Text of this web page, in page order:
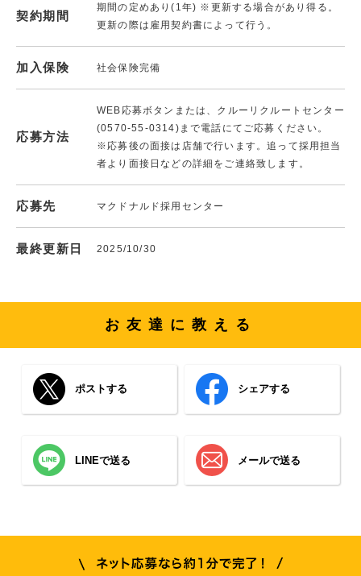
契約期間
期間の定めあり(1年) ※更新する場合があり得る。
更新の際は雇用契約書によって行う。
加入保険 社会保険完備
応募方法
WEB応募ボタンまたは、クルーリクルートセンター
(0570-55-0314)まで電話にてご応募ください。
※応募後の面接は店舗で行います。追って採用担当
者より面接日などの詳細をご連絡致します。
応募先 マクドナルド採用センター
最終更新日 2025/10/30
お友達に教える
ポストする シェアする
LINEで送る メールで送る